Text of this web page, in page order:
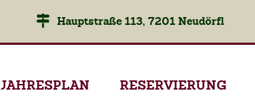
Hauptstraße 113, 7201 Neudörfl
JAHRESPLAN RESERVIERUNG